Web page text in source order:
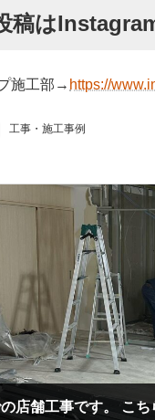
稿は
施工部→ https://
工事・施工事例